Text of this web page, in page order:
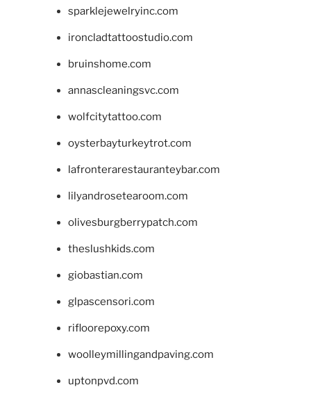
sparklejewelryinc.com
ironcladtattoostudio.com
bruinshome.com
annascleaningsvc.com
wolfcitytattoo.com
oysterbayturkeytrot.com
lafronterarestauranteybar.com
lilyandrosetearoom.com
olivesburgberrypatch.com
theslushkids.com
giobastian.com
glpascensori.com
rifloorepoxy.com
woolleymillingandpaving.com
uptonpvd.com